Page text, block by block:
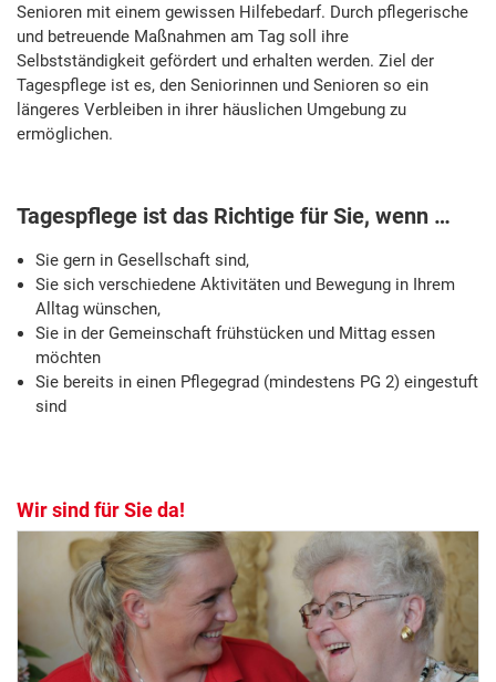
Senioren mit einem gewissen Hilfebedarf. Durch pflegerische
und betreuende Maßnahmen am Tag soll ihre
Selbstständigkeit gefördert und erhalten werden. Ziel der
Tagespflege ist es, den Seniorinnen und Senioren so ein
längeres Verbleiben in ihrer häuslichen Umgebung zu
ermöglichen.
Tagespflege ist das Richtige für Sie, wenn …
Sie gern in Gesellschaft sind,
Sie sich verschiedene Aktivitäten und Bewegung in Ihrem
Alltag wünschen,
Sie in der Gemeinschaft frühstücken und Mittag essen
möchten
Sie bereits in einen Pflegegrad (mindestens PG 2) eingestuft
sind
Wir sind für Sie da!